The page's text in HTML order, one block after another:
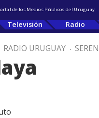
de los Medios Públicos del Uruguay
Televisión Radio
RADIO URUGUAY .